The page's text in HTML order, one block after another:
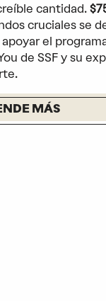
cantidad.
cruciales se
el
de SSF y su
MÁS